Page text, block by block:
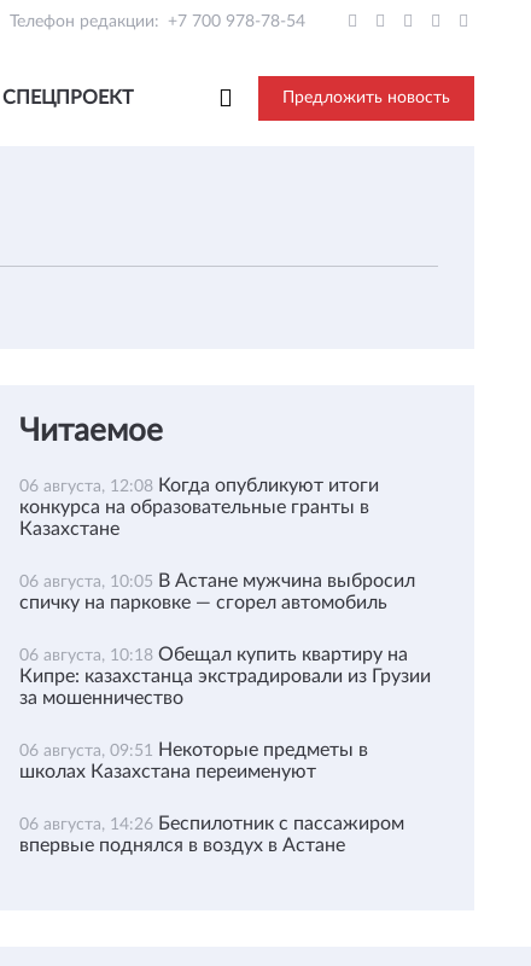
Телефон редакции: +7 700 978-78-54
СПЕЦПРОЕКТ Предложить новость
Читаемое
06 августа, 12:08 Когда опубликуют итоги
конкурса на образовательные гранты в
Казахстане
06 августа, 10:05 В Астане мужчина выбросил
спичку на парковке — сгорел автомобиль
06 августа, 10:18 Обещал купить квартиру на
Кипре: казахстанца экстрадировали из Грузии
за мошенничество
06 августа, 09:51 Некоторые предметы в
школах Казахстана переименуют
06 августа, 14:26 Беспилотник с пассажиром
впервые поднялся в воздух в Астане